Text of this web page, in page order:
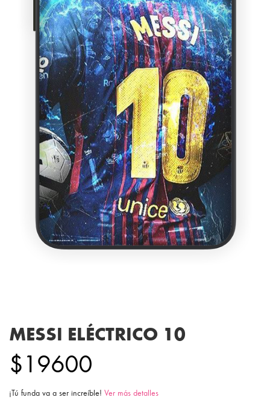
MESSI ELÉCTRICO 10
$19600
¡Tú funda va a ser increíble! Ver más detalles